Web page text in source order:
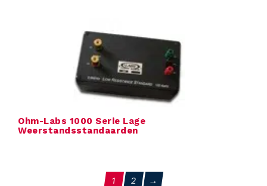
Ohm-Labs 1000 Serie Lage
Weerstandsstandaarden
1 2 →